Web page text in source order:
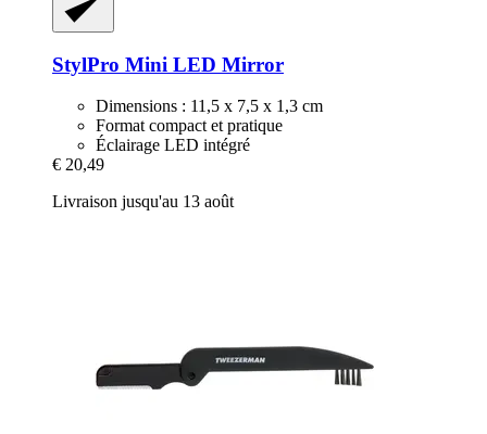
StylPro Mini LED Mirror
Dimensions : 11,5 x 7,5 x 1,3 cm
Format compact et pratique
Éclairage LED intégré
€ 20,49
Livraison jusqu'au 13 août